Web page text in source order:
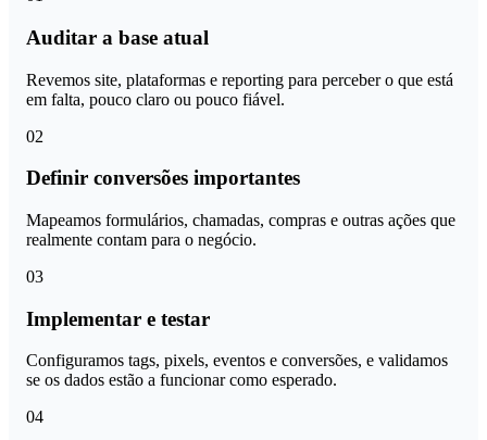
Auditar a base atual
Revemos site, plataformas e reporting para perceber o que está
em falta, pouco claro ou pouco fiável.
02
Definir conversões importantes
Mapeamos formulários, chamadas, compras e outras ações que
realmente contam para o negócio.
03
Implementar e testar
Configuramos tags, pixels, eventos e conversões, e validamos
se os dados estão a funcionar como esperado.
04